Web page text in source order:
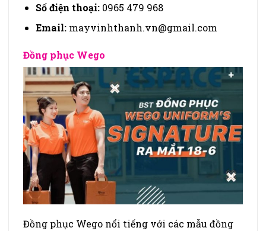
Số điện thoại:0965 479 968
Email: mayvinhthanh.vn@gmail.com
Đồng phục Wego
Đồng phục Wego nổi tiếng với các mẫu đồng